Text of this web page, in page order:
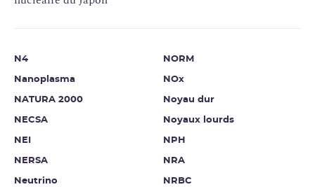
N4
Nanoplasma
NATURA 2000
NECSA
NEI
NERSA
Neutrino
NORM
NOx
Noyau dur
Noyaux lourds
NPH
NRA
NRBC